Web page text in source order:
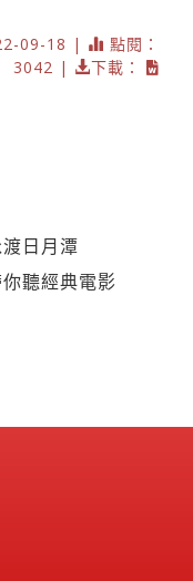
09-18 |
點閱：
3042 |
下載：
日月潭
聽經典電影